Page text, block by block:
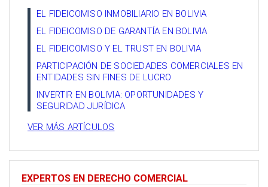
EL FIDEICOMISO INMOBILIARIO EN BOLIVIA
EL FIDEICOMISO DE GARANTÍA EN BOLIVIA
EL FIDEICOMISO Y EL TRUST EN BOLIVIA
PARTICIPACIÓN DE SOCIEDADES COMERCIALES EN
ENTIDADES SIN FINES DE LUCRO
INVERTIR EN BOLIVIA: OPORTUNIDADES Y
SEGURIDAD JURÍDICA
VER MÁS ARTÍCULOS
EXPERTOS EN DERECHO COMERCIAL